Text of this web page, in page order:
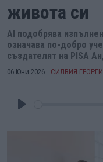
живота си
AI подобрява
означава по-добро
създателят на PISA
06 Юни 2026 СИЛВИЯ